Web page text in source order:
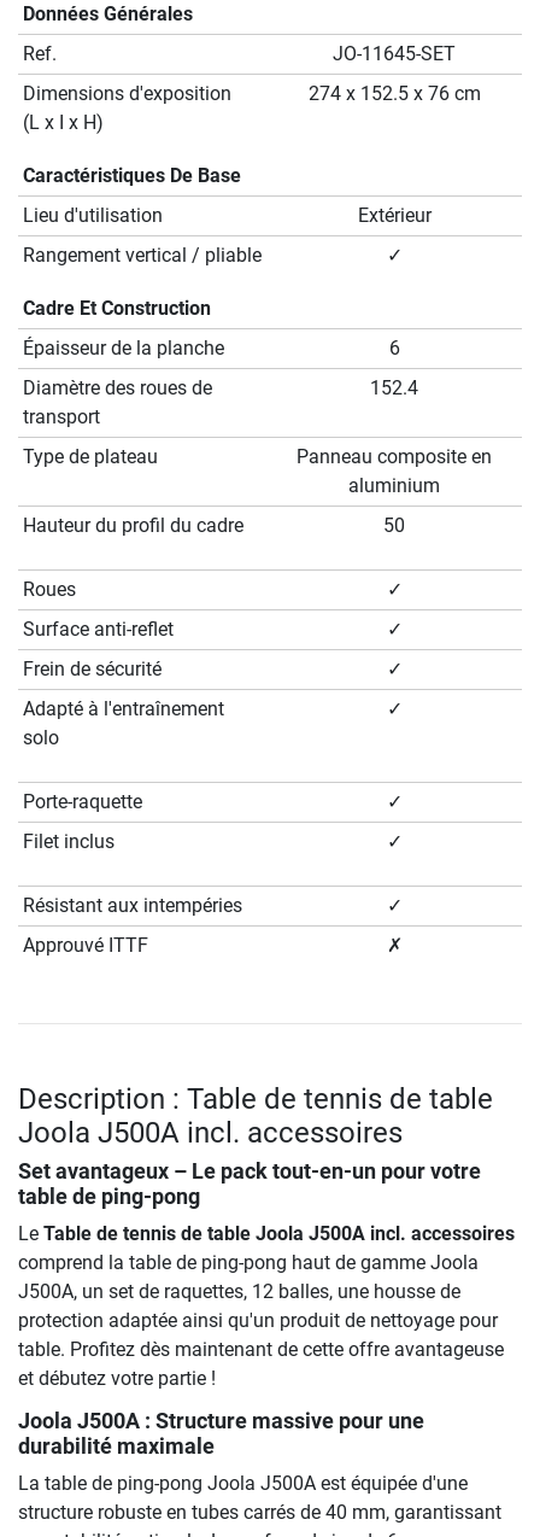
Données Générales
Ref.
JO-11645-SET
Dimensions d'exposition
(L x I x H)
274 x 152.5 x 76 cm
Caractéristiques De Base
Lieu d'utilisation
Extérieur
Rangement vertical / pliable
✓
Cadre Et Construction
Épaisseur de la planche
6
Diamètre des roues de
transport
152.4
Type de plateau
Panneau composite en
aluminium
Hauteur du profil du cadre
50
Roues
✓
Surface anti-reflet
✓
Frein de sécurité
✓
Adapté à l'entraînement
solo
✓
Porte-raquette
✓
Filet inclus
✓
Résistant aux intempéries
✓
Approuvé ITTF
✗
Description : Table de tennis de table
Joola J500A incl. accessoires
Set avantageux – Le pack tout-en-un pour votre
table de ping-pong
Le Table de tennis de table Joola J500A incl. accessoires
comprend la table de ping-pong haut de gamme Joola
J500A, un set de raquettes, 12 balles, une housse de
protection adaptée ainsi qu'un produit de nettoyage pour
table. Profitez dès maintenant de cette offre avantageuse
et débutez votre partie !
Joola J500A : Structure massive pour une
durabilité maximale
La table de ping-pong Joola J500A est équipée d'une
structure robuste en tubes carrés de 40 mm, garantissant